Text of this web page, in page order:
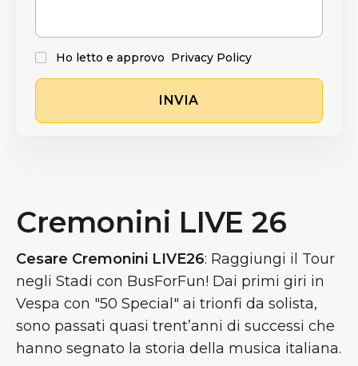
Ho letto e approvo Privacy Policy
INVIA
Cremonini LIVE 26
Cesare Cremonini LIVE26: Raggiungi il Tour
negli Stadi con BusForFun! Dai primi giri in
Vespa con "50 Special" ai trionfi da solista,
sono passati quasi trent’anni di successi che
hanno segnato la storia della musica italiana.